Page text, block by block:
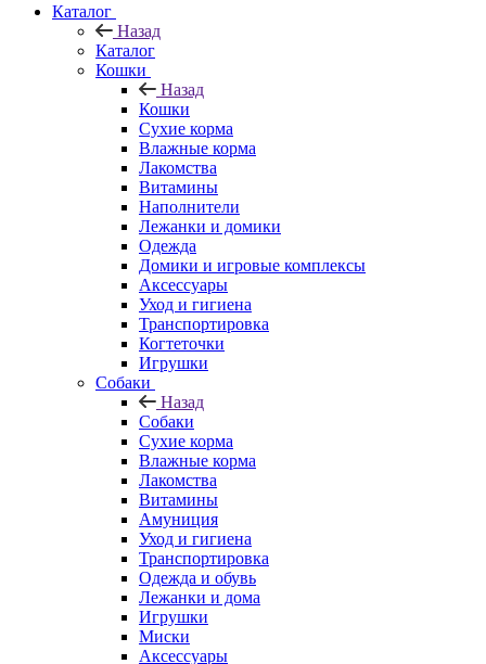
Каталог
Назад
Каталог
Кошки
Назад
Кошки
Сухие корма
Влажные корма
Лакомства
Витамины
Наполнители
Лежанки и домики
Одежда
Домики и игровые комплексы
Аксессуары
Уход и гигиена
Транспортировка
Когтеточки
Игрушки
Собаки
Назад
Собаки
Сухие корма
Влажные корма
Лакомства
Витамины
Амуниция
Уход и гигиена
Транспортировка
Одежда и обувь
Лежанки и дома
Игрушки
Миски
Аксессуары